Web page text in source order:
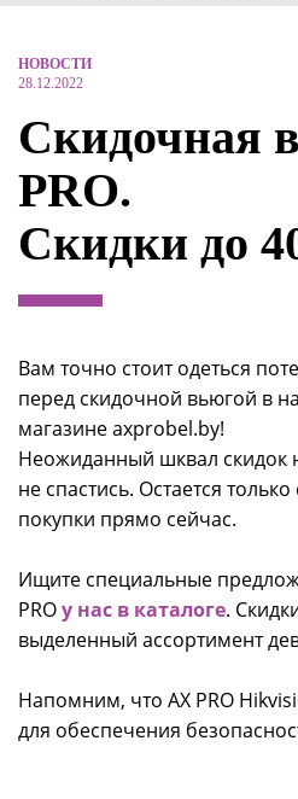
НОВОСТИ
28.12.2022
Скидочная
PRO.
Скидки до
Вам точно стоит одеться
перед скидочной вьюгой в
магазине axprobel.by!
Неожиданный шквал скидок
не спастись. Остается
покупки прямо сейчас.
Ищите специальные
PROу нас в каталоге.
выделенный ассортимент
Напомним, что AX PRO
для обеспечения